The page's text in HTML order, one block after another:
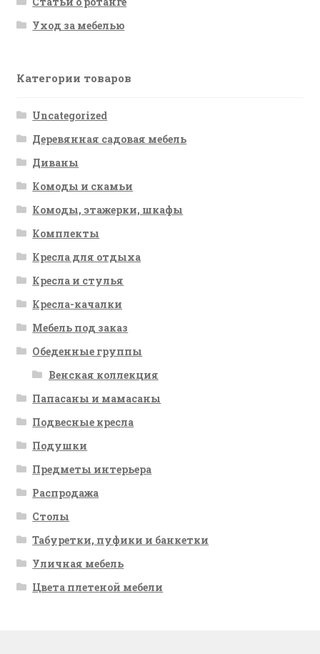
Уход за мебелью
Категории товаров
Uncategorized
Деревянная садовая мебель
Диваны
Комоды и скамьи
Комоды, этажерки, шкафы
Комплекты
Кресла для отдыха
Кресла и стулья
Кресла-качалки
Мебель под заказ
Обеденные группы
Венская коллекция
Папасаны и мамасаны
Подвесные кресла
Подушки
Предметы интерьера
Распродажа
Столы
Табуретки, пуфики и банкетки
Уличная мебель
Цвета плетеной мебели